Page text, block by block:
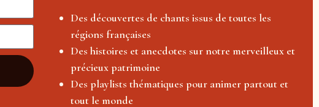
Des découvertes de chants issus de toutes les
régions françaises
Des histoires et anecdotes sur notre merveilleux et
précieux patrimoine
Des playlists thématiques pour animer partout et
tout le monde